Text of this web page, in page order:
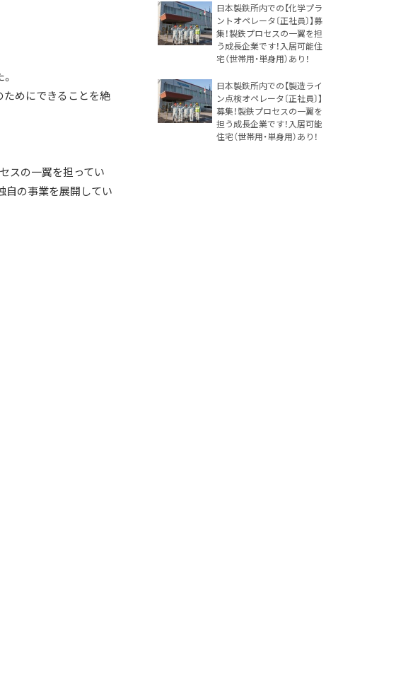
ためにできることを絶
スの一翼を担ってい
自の事業を展開してい
日本製鉄所内での【化学プラ
ントオペレータ〔正社員〕】募
集！製鉄プロセスの一翼を担
う成長企業です！入居可能住
宅（世帯用・単身用）あり！
日本製鉄所内での【製造ライ
ン点検オペレータ〔正社員〕】
募集！製鉄プロセスの一翼を
担う成長企業です！入居可能
住宅（世帯用・単身用）あり！